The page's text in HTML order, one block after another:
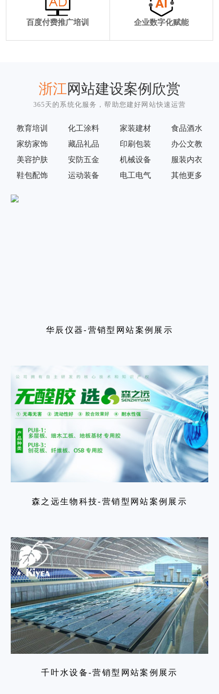
百度付费推广培训 企业数字化赋能
浙江网站建设案例欣赏
365天的系统化服务，帮助您建好网站快速运营
教育培训 化工涂料 家装建材
食品酒水
家纺家饰
藏品礼品 印刷包装
办公文教
美容护肤
安防五金 机械设备
服装内衣
鞋包配饰
运动装备 电工电气 其他更多
华辰仪器-营销型网站案例展示
森之远生物科技-营销型网站案例展示
千叶水设备-营销型网站案例展示